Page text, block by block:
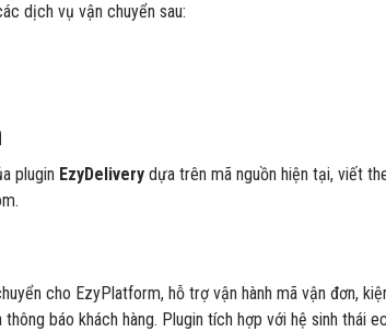
dịch vụ vận chuyển sau:
plugin EzyDelivery dựa trên mã nguồn hiện tại, viết
cho EzyPlatform, hỗ trợ vận hành mã vận đơn,
báo khách hàng. Plugin tích hợp với hệ sinh thái